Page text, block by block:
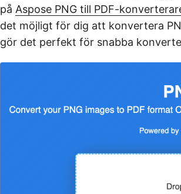
på Aspose PNG till PDF-
det möjligt för dig att konvertera
gör det perfekt för snabba